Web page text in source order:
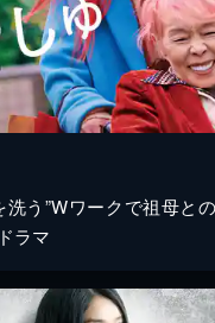
洗う”Wワークで祖母と
ラマ